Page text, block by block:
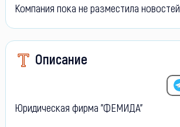
Компания пока не разместила новостей
Описание
Юридическая фирма "ФЕМИДА"